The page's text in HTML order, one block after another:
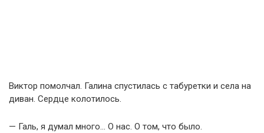
Виктор помолчал. Галина спустилась с табуретки и села на
диван. Сердце колотилось.
— Галь, я думал много… О нас. О том, что было.